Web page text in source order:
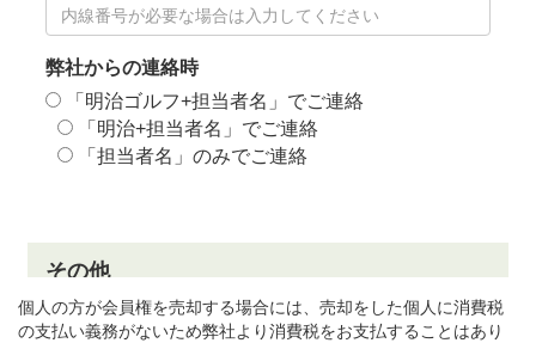
個人の方が会員権を売却する場合には、売却をした個人に消費税
の支払い義務がないため弊社より消費税をお支払することはあり